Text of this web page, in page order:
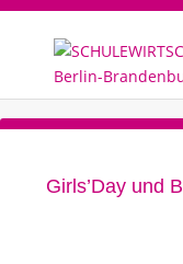
Girls’Day und